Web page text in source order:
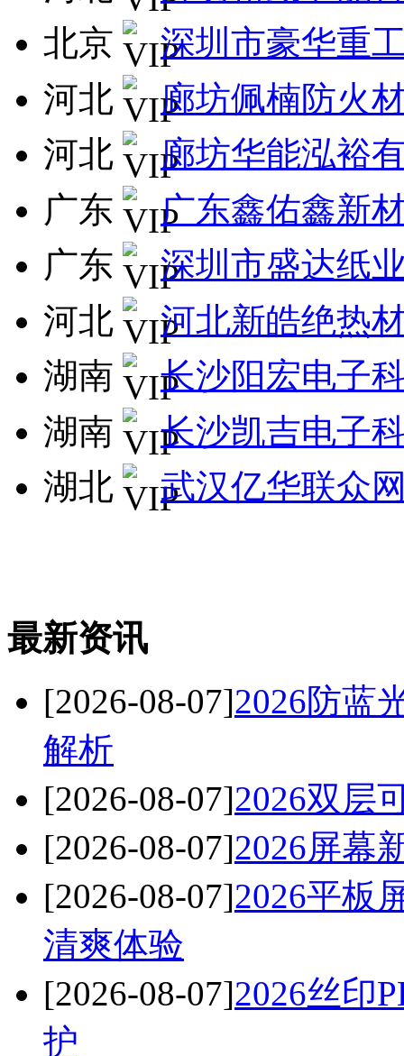
北京
深圳市豪华重
河北
廊坊佩楠防火
河北
廊坊华能泓裕
广东
广东鑫佑鑫新
广东
深圳市盛达纸
河北
河北新皓绝热
湖南
长沙阳宏电子
湖南
长沙凯吉电子
湖北
武汉亿华联众
最新资讯
[2026-08-07]2026防蓝
解析
[2026-08-07]2026双层
[2026-08-07]2026屏幕
[2026-08-07]2026平板
清爽体验
[2026-08-07]2026丝印
护